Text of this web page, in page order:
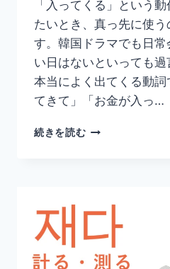
と
め】
「入ってくる」という
たいとき、真っ先に使
す。韓国ドラマでも日
い日はないといっても過
本当によく出てくる動
てきて」「お金が入っ…
続きを読む韓
다」
の
味